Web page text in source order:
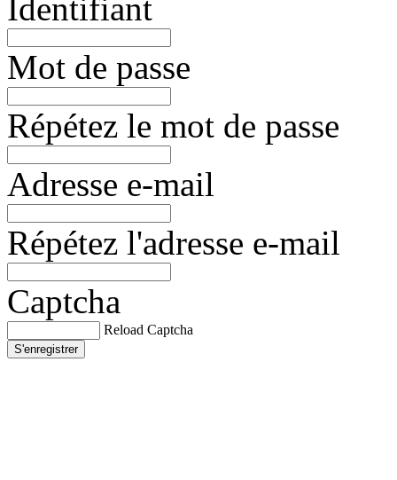
Identifiant
Mot de passe
Répétez le mot de passe
Adresse e-mail
Répétez l'adresse e-mail
Captcha
Reload Captcha
S'enregistrer